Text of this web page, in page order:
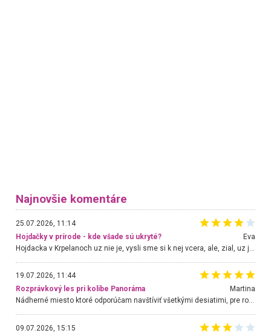
Najnovšie komentáre
25.07.2026, 11:14
Hojdačky v prírode - kde všade sú ukryté?
Eva
19.07.2026, 11:44
Rozprávkový les pri kolibe Panoráma
Martina
Nádherné miesto ktoré odporúčam navštíviť všetkými desiatimi, pre rodiny s deťmi, dôchodcom... Proste a jednoducho ozaj rozprávkový les.. určite ešte prídeme. Odniesli sme si na pamiatku krásne tričká,
09.07.2026, 15:15